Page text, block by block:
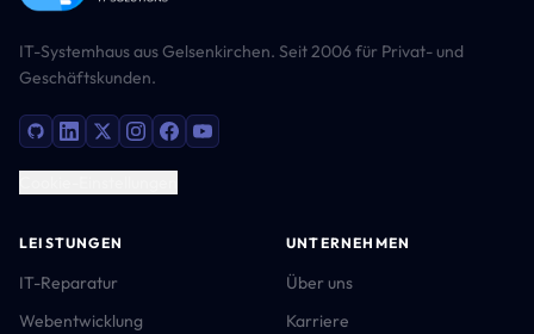
IT-Systemhaus aus Gelsenkirchen. Seit 2006 für Privat- und
Geschäftskunden.
LEISTUNGEN
IT-Reparatur
Webentwicklung
UNTERNEHMEN
Über uns
Karriere